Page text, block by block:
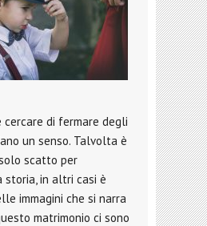
cercare di fermare degli
un senso. Talvolta è
scatto per
storia, in altri casi è
immagini che si narra
matrimonio ci sono